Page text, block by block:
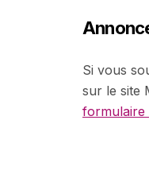
Si vous
sur le site
formulaire